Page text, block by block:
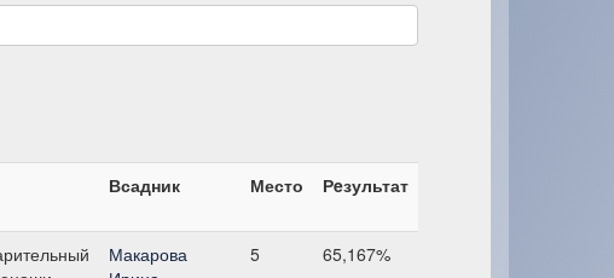
Всадник Место Рeзультат
Макарова
5 65,167%